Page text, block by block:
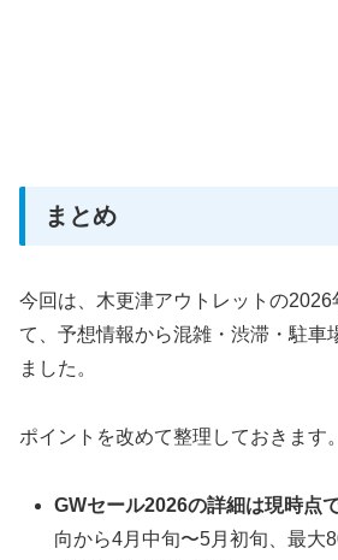
まとめ
今回は、木更津アウトレットの2026
て、予想情報から混雑・渋滞・駐車
ました。
ポイントを改めて整理しておきます。
GWセール2026の詳細は現時点
向から4月中旬〜5月初旬、最大